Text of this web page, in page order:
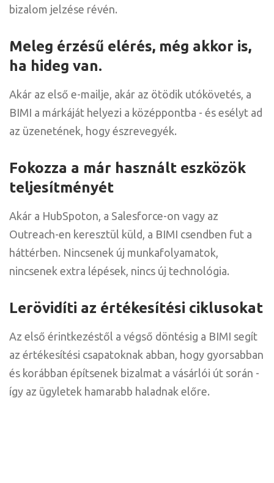
bizalom jelzése révén.
Meleg érzésű elérés, még akkor is,
ha hideg van.
Akár az első e-mailje, akár az ötödik utókövetés, a
BIMI a márkáját helyezi a középpontba - és esélyt ad
az üzenetének, hogy észrevegyék.
Fokozza a már használt eszközök
teljesítményét
Akár a HubSpoton, a Salesforce-on vagy az
Outreach-en keresztül küld, a BIMI csendben fut a
háttérben. Nincsenek új munkafolyamatok,
nincsenek extra lépések, nincs új technológia.
Lerövidíti az értékesítési ciklusokat
Az első érintkezéstől a végső döntésig a BIMI segít
az értékesítési csapatoknak abban, hogy gyorsabban
és korábban építsenek bizalmat a vásárlói út során -
így az ügyletek hamarabb haladnak előre.